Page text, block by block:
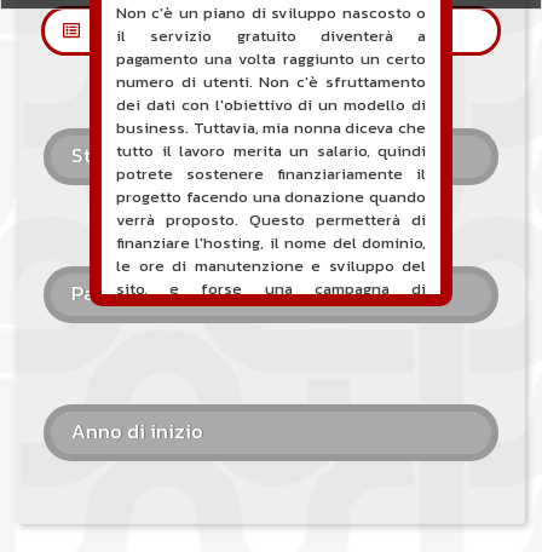
Les petites annonces
Stile musicale
Paese
Anno di inizio
Non c'è un piano di sviluppo nascosto o
il servizio gratuito diventerà a
pagamento una volta raggiunto un certo
numero di utenti. Non c'è sfruttamento
dei dati con l'obiettivo di un modello di
business. Tuttavia, mia nonna diceva che
tutto il lavoro merita un salario, quindi
potrete sostenere finanziariamente il
progetto facendo una donazione quando
verrà proposto. Questo permetterà di
finanziare l'hosting, il nome del dominio,
le ore di manutenzione e sviluppo del
sito, e forse una campagna di
comunicazione. Va da sé che tutta la
Un nuovo servizio di annunci per
musicisti è proposto sul sito. Questo
servizio permette, quando sei un
musicista o una band, un'orchestra, un